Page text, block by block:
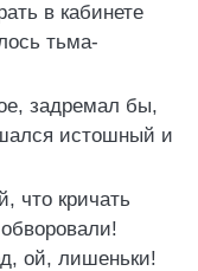
в кабинете
тьма-
задремал бы,
истошный и
что кричать
ой, лишеньки!